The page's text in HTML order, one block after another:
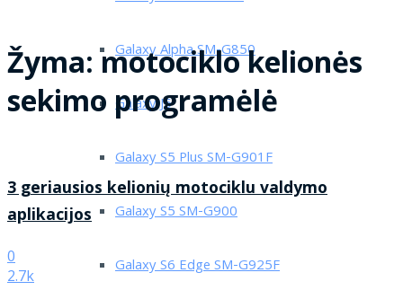
Galaxy Alpha SM-G850
Galaxy J5
Galaxy S5 Plus SM-G901F
Galaxy S5 SM-G900
Galaxy S6 Edge SM-G925F
Žyma:motociklo kelionės
sekimo programėlė
3 geriausios kelionių motociklu valdymo
aplikacijos
0
2.7k